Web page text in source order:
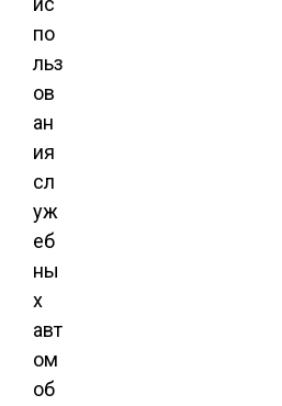
по
льз
ов
ан
ия
сл
уж
еб
ны
х
авт
ом
об